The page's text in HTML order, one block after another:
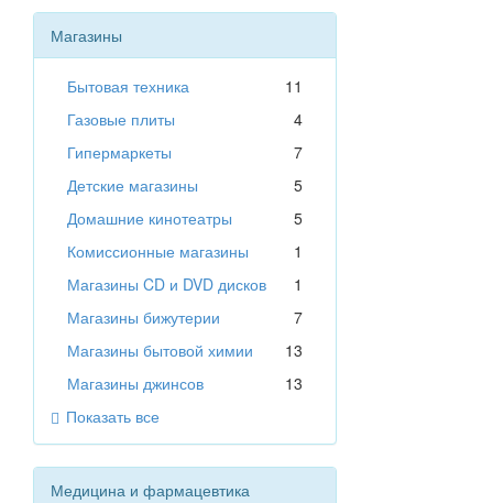
Магазины
Бытовая техника
11
Газовые плиты
4
Гипермаркеты
7
Детские магазины
5
Домашние кинотеатры
5
Комиссионные магазины
1
Магазины CD и DVD дисков
1
Магазины бижутерии
7
Магазины бытовой химии
13
Магазины джинсов
13
Показать все
Медицина и фармацевтика